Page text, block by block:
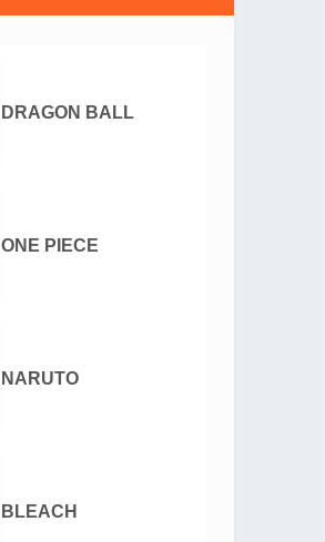
DRAGON BALL
ONE PIECE
NARUTO
BLEACH